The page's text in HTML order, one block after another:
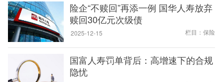
险企“不赎回”再添一例 国华人寿放弃
赎回30亿元次级债
2025-12-15 栏目：保险
国富人寿罚单背后：高增速下的合规
隐忧